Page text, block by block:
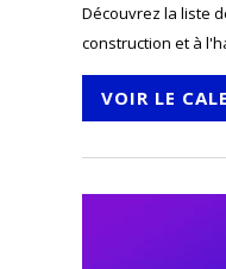
Découvrez la liste
construction et à
VOIR LE